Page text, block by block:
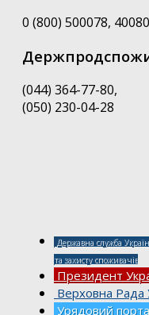
0 (800) 500078,
(044) 364-77-80,
(050) 230-04-28
Державна служба
та захисту споживачів
Президент
Верховна Рада
Урядовий